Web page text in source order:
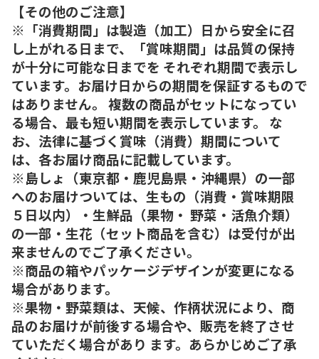
【その他のご注意】
※「消費期間」は製造（加工）日から安全に召
し上がれる日まで、「賞味期間」は品質の保持
が十分に可能な日までを それぞれ期間で表示し
ています。お届け日からの期間を保証するもので
はありません。 複数の商品がセットになってい
る場合、最も短い期間を表示しています。 な
お、法律に基づく賞味（消費）期間について
は、各お届け商品に記載しています。
※島しょ（東京都・鹿児島県・沖縄県）の一部
へのお届けついては、生もの（消費・賞味期限
５日以内）・生鮮品（果物・ 野菜・活魚介類）
の一部・生花（セット商品を含む）は受付が出
来ませんのでご了承ください。
※商品の箱やパッケージデザインが変更になる
場合があります。
※果物・野菜類は、天候、作柄状況により、商
品のお届けが前後する場合や、販売を終了させ
ていただく場合があり ます。あらかじめご了承